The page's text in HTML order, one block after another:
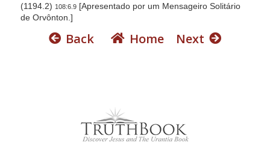
(1194.2) 108:6.9[Apresentado por um Mensageiro Solitário
de Orvônton.]
Back Home Next